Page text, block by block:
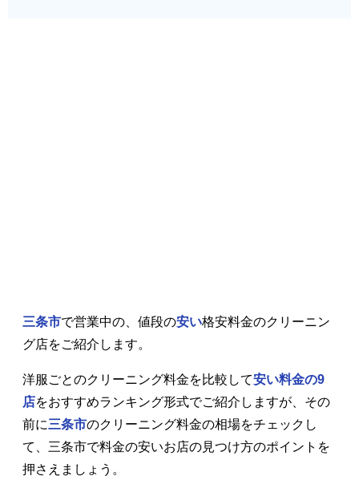
三条市で営業中の、値段の安い格安料金のクリーニン
グ店をご紹介します。
洋服ごとのクリーニング料金を比較して安い料金の9
店をおすすめランキング形式でご紹介しますが、その
前に三条市のクリーニング料金の相場をチェックし
て、三条市で料金の安いお店の見つけ方のポイントを
押さえましょう。